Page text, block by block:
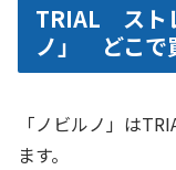
TRIAL スト
ノ」 どこで
「ノビルノ」は
ます。